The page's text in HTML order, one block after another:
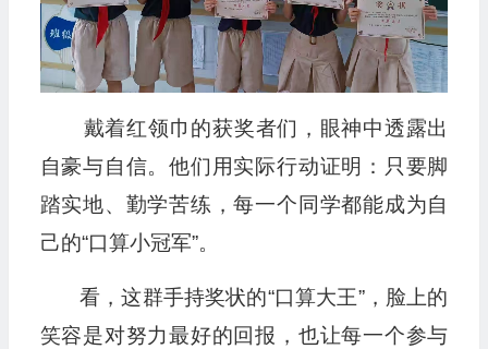
戴着红领巾的获奖者们，眼神中透露出
自豪与自信。他们用实际行动证明：只要脚
踏实地、勤学苦练，每一个同学都能成为自
己的“口算小冠军”。
看，这群手持奖状的“口算大王”，脸上的
笑容是对努力最好的回报，也让每一个参与